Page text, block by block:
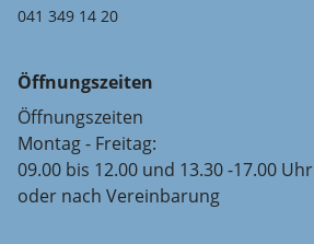
041 349 14 20
Öffnungszeiten
Öffnungszeiten
Montag - Freitag:
09.00 bis 12.00 und 13.30 -17.00 Uhr
oder nach Vereinbarung